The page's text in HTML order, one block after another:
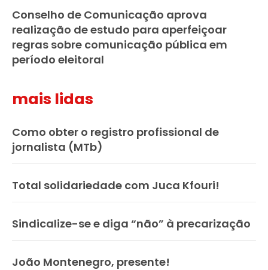
Conselho de Comunicação aprova
realização de estudo para aperfeiçoar
regras sobre comunicação pública em
período eleitoral
mais lidas
Como obter o registro profissional de
jornalista (MTb)
Total solidariedade com Juca Kfouri!
Sindicalize-se e diga “não” à precarização
João Montenegro, presente!